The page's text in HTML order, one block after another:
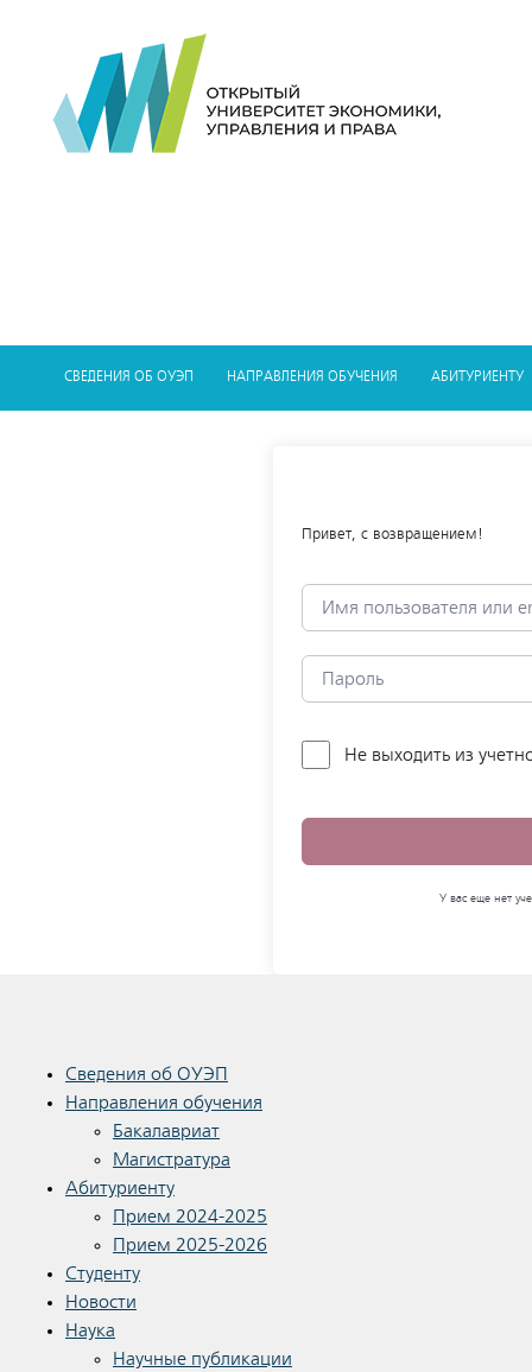
СВЕДЕНИЯ ОБ ОУЭП НАПРАВЛЕНИЯ ОБУЧЕНИЯ АБИТУРИЕНТУ
Привет, с возвращением!
Не выходить из
У вас еще нет
Сведения об ОУЭП
Направления обучения
Бакалавриат
Магистратура
Абитуриенту
Прием 2024-2025
Прием 2025-2026
Студенту
Новости
Наука
Научные публикации